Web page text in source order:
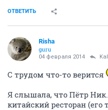
ОТВЕТИТЬ
Risha
guru
04 февраля 2014
С трудом что-то верится
Я слышала, что Пётр
китайский ресторан (его